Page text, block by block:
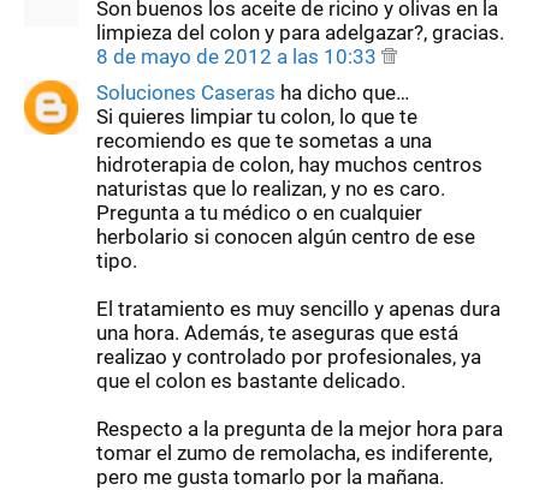
Son buenos los aceite de ricino y olivas en la
limpieza del colon y para adelgazar?, gracias.
8 de mayo de 2012 a las 10:33
Soluciones Caseras ha dicho que…
Si quieres limpiar tu colon, lo que te
recomiendo es que te sometas a una
hidroterapia de colon, hay muchos centros
naturistas que lo realizan, y no es caro.
Pregunta a tu médico o en cualquier
herbolario si conocen algún centro de ese
tipo.
El tratamiento es muy sencillo y apenas dura
una hora. Además, te aseguras que está
realizao y controlado por profesionales, ya
que el colon es bastante delicado.
Respecto a la pregunta de la mejor hora para
tomar el zumo de remolacha, es indiferente,
pero me gusta tomarlo por la mañana.